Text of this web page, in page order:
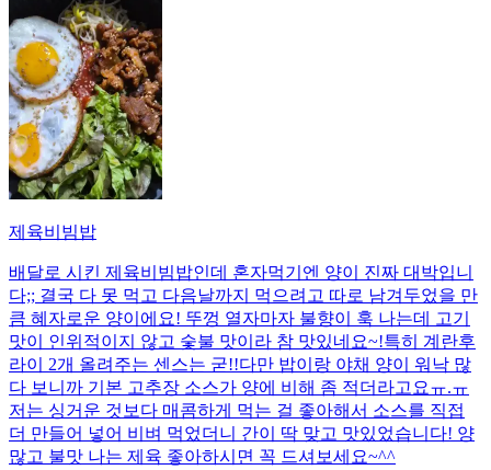
제육비빔밥
배달로 시킨 제육비빔밥인데 혼자먹기엔 양이 진짜 대박입니
다;; 결국 다 못 먹고 다음날까지 먹으려고 따로 남겨두었을 만
큼 혜자로운 양이에요! 뚜껑 열자마자 불향이 훅 나는데 고기
맛이 인위적이지 않고 숯불 맛이라 참 맛있네요~!특히 계란후
라이 2개 올려주는 센스는 굳!! ​다만 밥이랑 야채 양이 워낙 많
다 보니까 기본 고추장 소스가 양에 비해 좀 적더라고요ㅠ.ㅠ
저는 싱거운 것보다 매콤하게 먹는 걸 좋아해서 소스를 직접
더 만들어 넣어 비벼 먹었더니 간이 딱 맞고 맛있었습니다! 양
많고 불맛 나는 제육 좋아하시면 꼭 드셔보세요~^^